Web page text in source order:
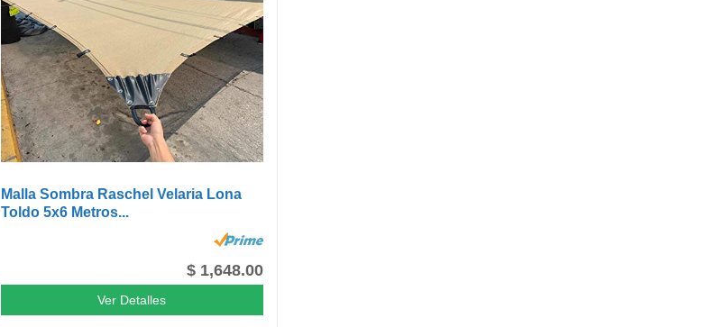
Malla Sombra Raschel Velaria Lona
Toldo 5x6 Metros...
$ 1,648.00
Ver Detalles